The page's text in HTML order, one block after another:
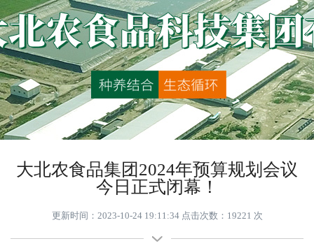
大北农食品集团2024年预算规划会议
今日正式闭幕！
更新时间：2023-10-24 19:11:34 点击次数：19221 次